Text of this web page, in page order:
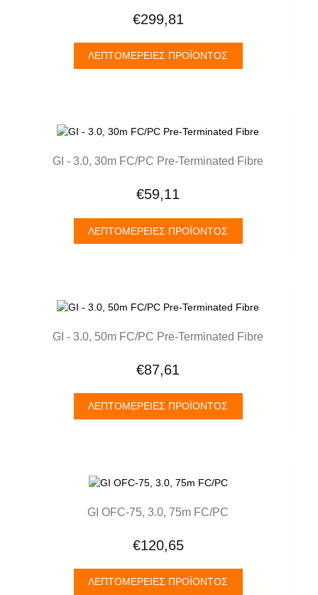
€299,81
ΛΕΠΤΟΜΈΡΕΙΕΣ ΠΡΟΪΌΝΤΟΣ
GI - 3.0, 30m FC/PC Pre-Terminated Fibre
€59,11
ΛΕΠΤΟΜΈΡΕΙΕΣ ΠΡΟΪΌΝΤΟΣ
GI - 3.0, 50m FC/PC Pre-Terminated Fibre
€87,61
ΛΕΠΤΟΜΈΡΕΙΕΣ ΠΡΟΪΌΝΤΟΣ
GI OFC-75, 3.0, 75m FC/PC
€120,65
ΛΕΠΤΟΜΈΡΕΙΕΣ ΠΡΟΪΌΝΤΟΣ